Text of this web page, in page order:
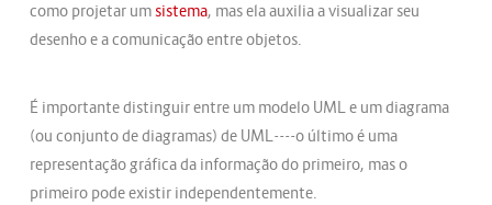
como projetar umsistema, mas ela auxilia a visualizar seu
desenho e a comunicação entre objetos.
É importante distinguir entre um modelo UML e um diagrama
(ou conjunto de diagramas) de UML----o último é uma
representação gráfica da informação do primeiro, mas o
primeiro pode existir independentemente.